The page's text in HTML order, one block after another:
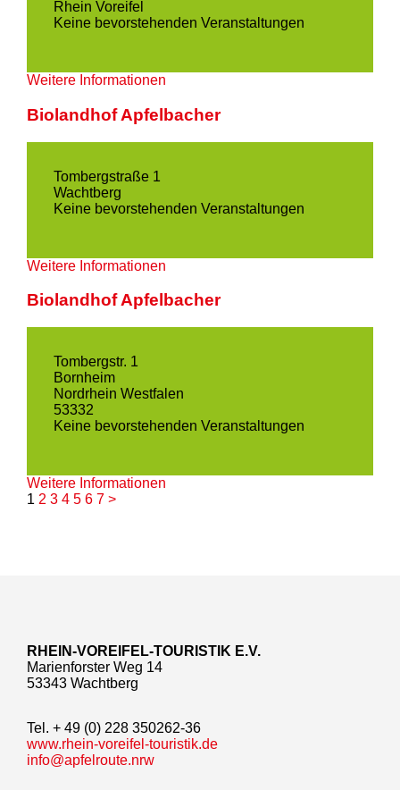
Rhein Voreifel
Keine bevorstehenden Veranstaltungen
Weitere Informationen
Biolandhof Apfelbacher
Tombergstraße 1
Wachtberg
Keine bevorstehenden Veranstaltungen
Weitere Informationen
Biolandhof Apfelbacher
Tombergstr. 1
Bornheim
Nordrhein Westfalen
53332
Keine bevorstehenden Veranstaltungen
Weitere Informationen
1 2 3 4 5 6 7 >
RHEIN-VOREIFEL-TOURISTIK E.V.
Marienforster Weg 14
53343 Wachtberg
Tel. + 49 (0) 228 350262-36
www.rhein-voreifel-touristik.de
info@apfelroute.nrw